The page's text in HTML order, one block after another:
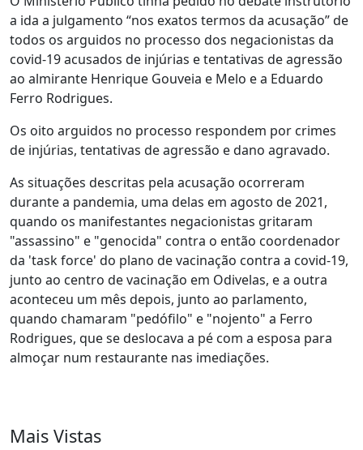
a ida a julgamento “nos exatos termos da acusação” de
todos os arguidos no processo dos negacionistas da
covid-19 acusados de injúrias e tentativas de agressão
ao almirante Henrique Gouveia e Melo e a Eduardo
Ferro Rodrigues.
Os oito arguidos no processo respondem por crimes
de injúrias, tentativas de agressão e dano agravado.
As situações descritas pela acusação ocorreram
durante a pandemia, uma delas em agosto de 2021,
quando os manifestantes negacionistas gritaram
"assassino" e "genocida" contra o então coordenador
da 'task force' do plano de vacinação contra a covid-19,
junto ao centro de vacinação em Odivelas, e a outra
aconteceu um mês depois, junto ao parlamento,
quando chamaram "pedófilo" e "nojento" a Ferro
Rodrigues, que se deslocava a pé com a esposa para
almoçar num restaurante nas imediações.
Mais Vistas